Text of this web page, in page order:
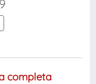
completa